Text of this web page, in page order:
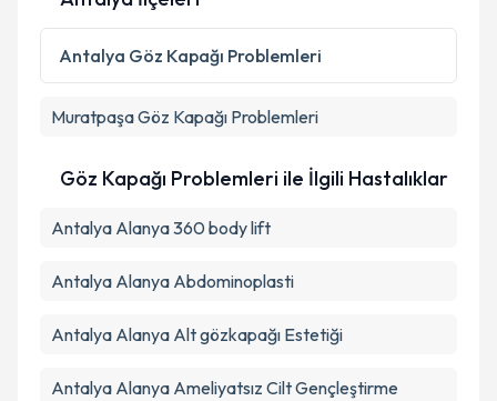
Kişisel verilerimin işlenmesine ilişkin
Metni'ni okudum ve kişisel verilerimin belirtilen
Antalya Göz Kapağı Problemleri
MuratpaşaGöz Kapağı Problemleri
Göz Kapağı Problemleri ile İlgili Hastalıklar
Antalya Alanya 360 body lift
Antalya Alanya Abdominoplasti
Antalya Alanya Alt gözkapağı Estetiği
Antalya Alanya Ameliyatsız Cilt Gençleştirme